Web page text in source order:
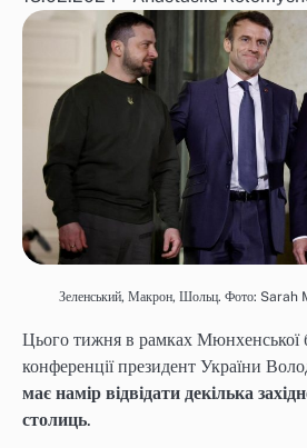
Зеленський, Макрон, Шольц. Фото:
Цього тижня в рамках Мюнхенської
конференції президент України
має намір відвідати декілька
столиць.